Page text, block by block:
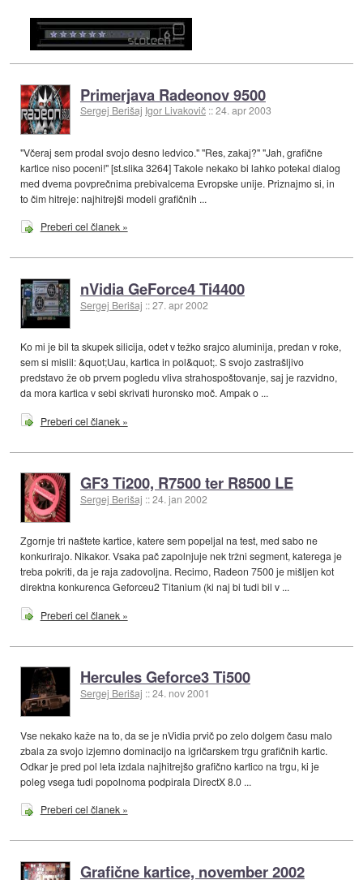
Primerjava Radeonov 9500
Sergej Berišaj Igor Livakovič ::24. apr 2003
"Včeraj sem prodal svojo desno ledvico." "Res, zakaj?" "Jah, grafične
kartice niso poceni!" [st.slika 3264] Takole nekako bi lahko potekal dialog
med dvema povprečnima prebivalcema Evropske unije. Priznajmo si, in
to čim hitreje: najhitrejši modeli grafičnih ...
Preberi cel članek »
nVidia GeForce4 Ti4400
Sergej Berišaj ::27. apr 2002
Ko mi je bil ta skupek silicija, odet v težko srajco aluminija, predan v roke,
sem si mislil: &quot;Uau, kartica in pol&quot;. S svojo zastrašljivo
predstavo že ob prvem pogledu vliva strahospoštovanje, saj je razvidno,
da mora kartica v sebi skrivati huronsko moč. Ampak o ...
Preberi cel članek »
GF3 Ti200, R7500 ter R8500 LE
Sergej Berišaj ::24. jan 2002
Zgornje tri naštete kartice, katere sem popeljal na test, med sabo ne
konkurirajo. Nikakor. Vsaka pač zapolnjuje nek tržni segment, katerega je
treba pokriti, da je raja zadovoljna. Recimo, Radeon 7500 je mišljen kot
direktna konkurenca Geforceu2 Titanium (ki naj bi tudi bil v ...
Preberi cel članek »
Hercules Geforce3 Ti500
Sergej Berišaj ::24. nov 2001
Vse nekako kaže na to, da se je nVidia prvič po zelo dolgem času malo
zbala za svojo izjemno dominacijo na igričarskem trgu grafičnih kartic.
Odkar je pred pol leta izdala najhitrejšo grafično kartico na trgu, ki je
poleg vsega tudi popolnoma podpirala DirectX 8.0 ...
Preberi cel članek »
Grafične kartice, november 2002